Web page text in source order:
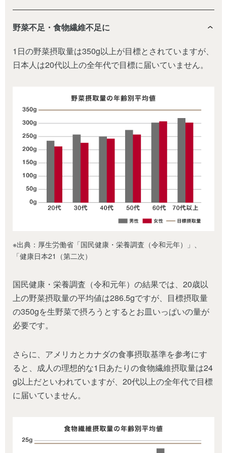
野菜不足・食物繊維不足に
1日の野菜摂取量は350g以上が目標とされていますが、
日本人は20代以上の全年代で目標に届いていません。
※出典：厚生労働省「国民健康・栄養調査（令和元年）」、
「健康日本21（第二次）
国民健康・栄養調査（令和元年）の結果では、20歳以
上の野菜摂取量の平均値は286.5gですが、目標摂取量
の350gを生野菜で摂ろうとするとお皿いっぱいの量が
必要です。
さらに、アメリカとカナダの食事摂取基準を参考にす
ると、成人の理想的な1日あたりの食物繊維摂取量は24
g以上だといわれていますが、20代以上の全年代で目標
に届いていません。